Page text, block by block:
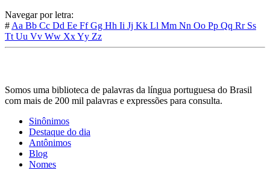
Navegar por letra:
# Aa Bb Cc Dd Ee FfGg Hh Ii Jj Kk Ll Mm Nn Oo Pp Qq Rr Ss
Tt Uu Vv Ww XxYy Zz
Somos uma biblioteca de palavras da língua portuguesa do Brasil
com mais de 200 mil palavras e expressões para consulta.
Sinônimos
Destaque do dia
Antônimos
Blog
Nomes